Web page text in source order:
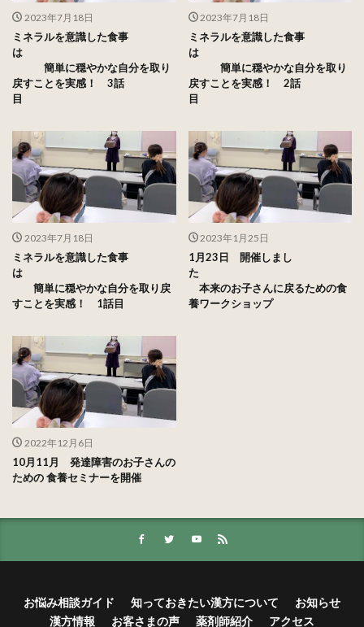
2023年7月18日
ミネラルを意識した食事
は
簡単に穏やかな自分を取り
戻すことを実感！ 3話
目
2023年7月18日
ミネラルを意識した食事
は
簡単に穏やかな自分を取り
戻すことを実感！ 2話
目
2023年7月18日
ミネラルを意識した食事
は
簡単に穏やかな自分を取り戻
すことを実感！ 1話目
2023年1月25日
1月23日 開催しまし
た
本来のお子さんに戻るための食
養ワークショップ
2022年12月6日
10月11月 発達障害のお子さんの
ための 食養セミナーを開催
お悩み相談ガイド 知っておきたい漢方について
お知らせ
漢方情報
お客さまの声 薬剤師紹介 アクセス